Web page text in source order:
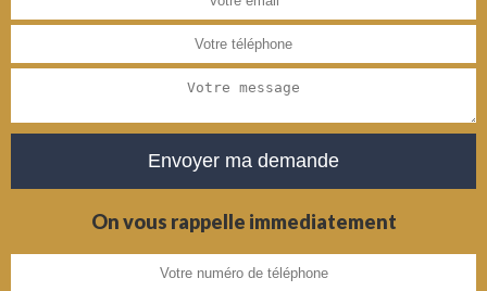
On vous rappelle immediatement